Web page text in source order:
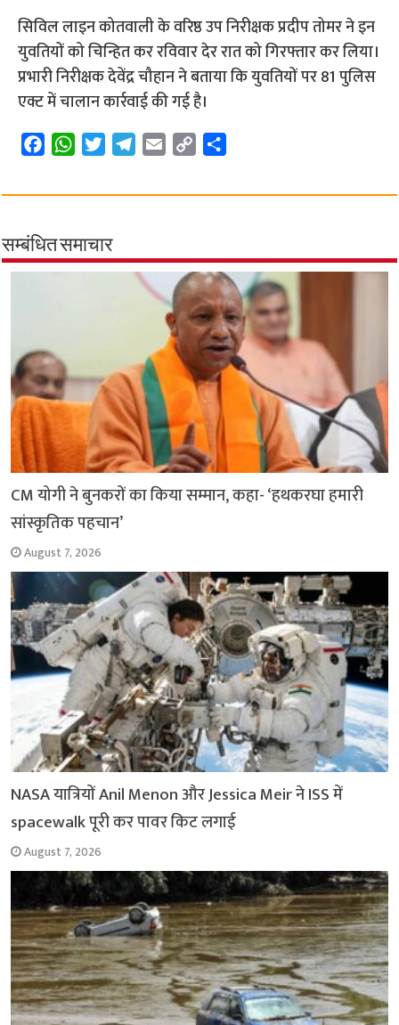
सिविल लाइन कोतवाली के वरिष्ठ उप निरीक्षक प्रदीप तोमर ने इन
युवतियों को चिन्हित कर रविवार देर रात को गिरफ्तार कर लिया।
प्रभारी निरीक्षक देवेंद्र चौहान ने बताया कि युवतियों पर 81 पुलिस
एक्ट में चालान कार्रवाई की गई है।
c
b
o
W
a
s
A
i
t
e
l
r
a
a
p
i
n
k
a
सम्बंधित समाचार
CM योगी ने बुनकरों का किया सम्मान, कहा- ‘हथकरघा हमारी
सांस्कृतिक पहचान’
August 7, 2026
NASA यात्रियों Anil Menon और Jessica Meir ने ISS में
spacewalk पूरी कर पावर किट लगाई
August 7, 2026